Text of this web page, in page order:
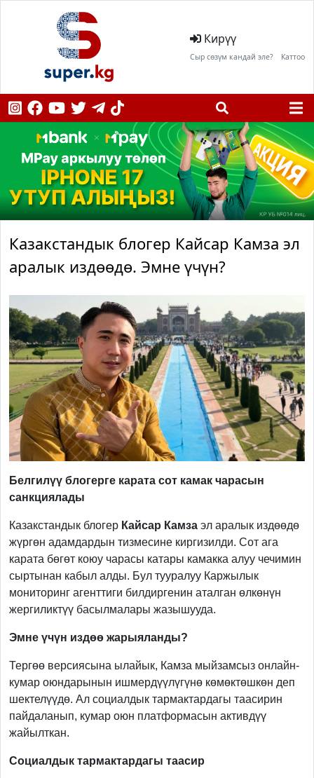
Кирүү
Сыр сөзүм кандай эле? Каттоо
Казакстандык блогер Кайсар Камза эл
аралык издөөдө. Эмне үчүн?
Белгилүү блогерге карата сот камак чарасын
санкциялады
Казакстандык блогер Кайсар Камза эл аралык издөөдө
жүргөн адамдардын тизмесине киргизилди. Сот ага
карата бөгөт коюу чарасы катары камакка алуу чечимин
сыртынан кабыл алды. Бул тууралуу Каржылык
мониторинг агенттиги билдиргенин аталган өлкөнүн
жергиликтүү басылмалары жазышууда.
Эмне үчүн издөө жарыяланды?
Тергөө версиясына ылайык, Камза мыйзамсыз онлайн-
кумар оюндарынын ишмердүүлүгүнө көмөктөшкөн деп
шектелүүдө. Ал социалдык тармактардагы таасирин
пайдаланып, кумар оюн платформасын активдүү
жайылткан.
Социалдык тармактардагы таасир